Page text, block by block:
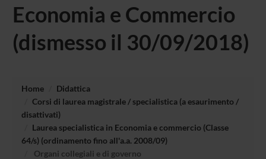
Economia e Commercio
(dismesso il 30/09/2018)
Home
Didattica
Corsi di laurea magistrale / specialistica (a esaurimento /
disattivati)
Laurea specialistica in Economia e commercio (Classe
64/s) (ordinamento fino all'a.a. 2008/09)
Organi collegiali e di governo